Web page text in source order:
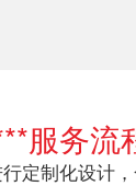
服务流
定制化设计